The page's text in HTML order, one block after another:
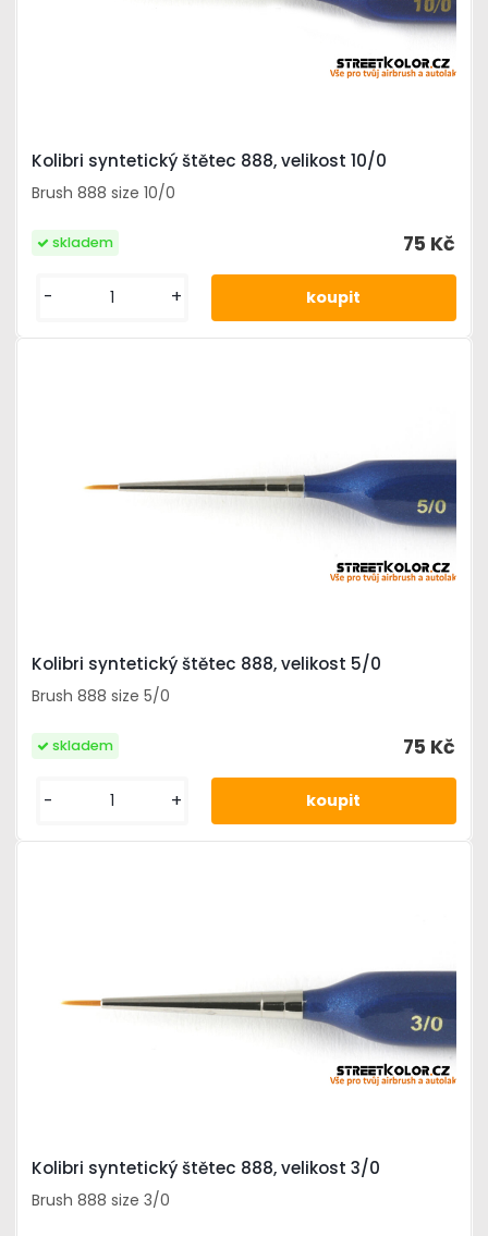
Kolibri syntetický štětec 888, velikost 10/0
Brush 888 size 10/0
75 Kč
skladem
- +
Kolibri syntetický štětec 888, velikost 5/0
Brush 888 size 5/0
75 Kč
skladem
- +
Kolibri syntetický štětec 888, velikost 3/0
Brush 888 size 3/0